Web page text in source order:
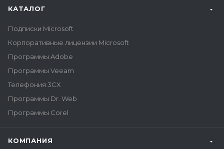
КАТАЛОГ
Подписки Microsoft
Корпоративные лицензии Microsoft
Программы Adobe
Программы Veeam
Телефония 3CX
Программы Dr. Web
Программы Corel
КОМПАНИЯ